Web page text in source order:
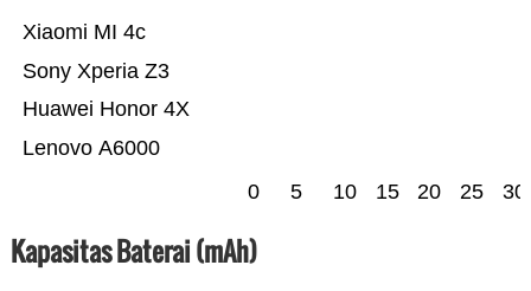
Lenovo A6000
Huawei Honor 4X
Sony Xperia Z3
Xiaomi MI 4c
0 5 10 15 20 25 30
Kapasitas Baterai (mAh)